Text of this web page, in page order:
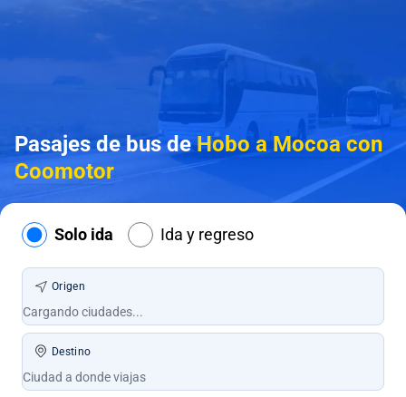
Pasajes de bus deHobo a Mocoa con
Coomotor
Solo ida Ida y regreso
Origen
Destino